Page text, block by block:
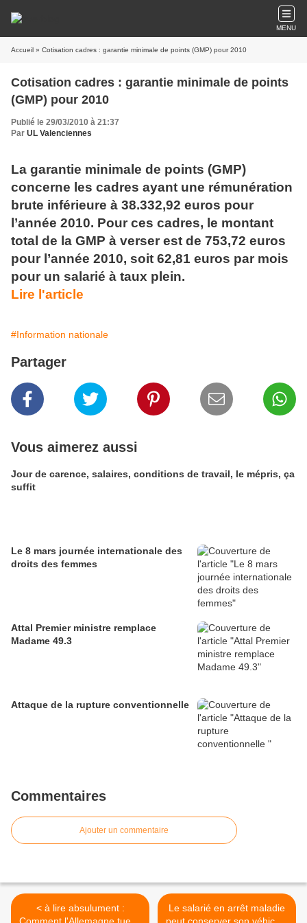
MENU
Accueil » Cotisation cadres : garantie minimale de points (GMP) pour 2010
Cotisation cadres : garantie minimale de points
(GMP) pour 2010
Publié le 29/03/2010 à 21:37
Par UL Valenciennes
La garantie minimale de points (GMP)
concerne les cadres ayant une rémunération
brute inférieure à 38.332,92 euros pour
l’année 2010. Pour ces cadres, le montant
total de la GMP à verser est de 753,72 euros
pour l’année 2010, soit 62,81 euros par mois
pour un salarié à taux plein.
Lire l'article
#Information nationale
Partager
Vous aimerez aussi
Jour de carence, salaires, conditions de travail, le mépris, ça
suffit
Le 8 mars journée internationale des
droits des femmes
Attal Premier ministre remplace
Madame 49.3
Attaque de la rupture conventionnelle
Commentaires
Ajouter un commentaire
< à lire absulument :
Le salarié en arrêt maladie